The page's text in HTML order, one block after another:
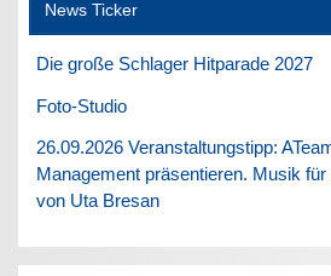
News Ticker
Die große Schlager Hitparade 2027
Foto-Studio
26.09.2026 Veranstaltungstipp:
Management präsentieren. Musik
von Uta Bresan